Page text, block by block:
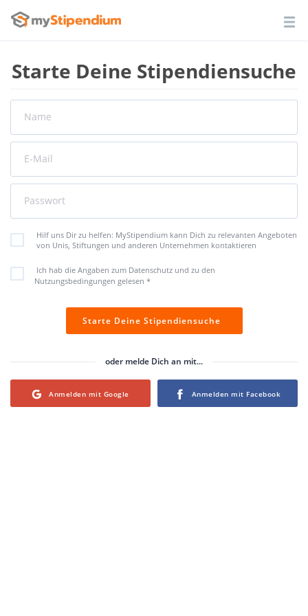
Starte Deine Stipendiensuche
Name
E-Mail
Passwort
Hilf uns Dir zu helfen: MyStipendium kann Dich zu relevanten Angeboten
von Unis, Stiftungen und anderen Unternehmen kontaktieren
Ich hab die Angaben zum Datenschutz und zu den
Nutzungsbedingungen gelesen *
Starte Deine Stipendiensuche
oder melde Dich an mit...
Login with Google Login with Facebook